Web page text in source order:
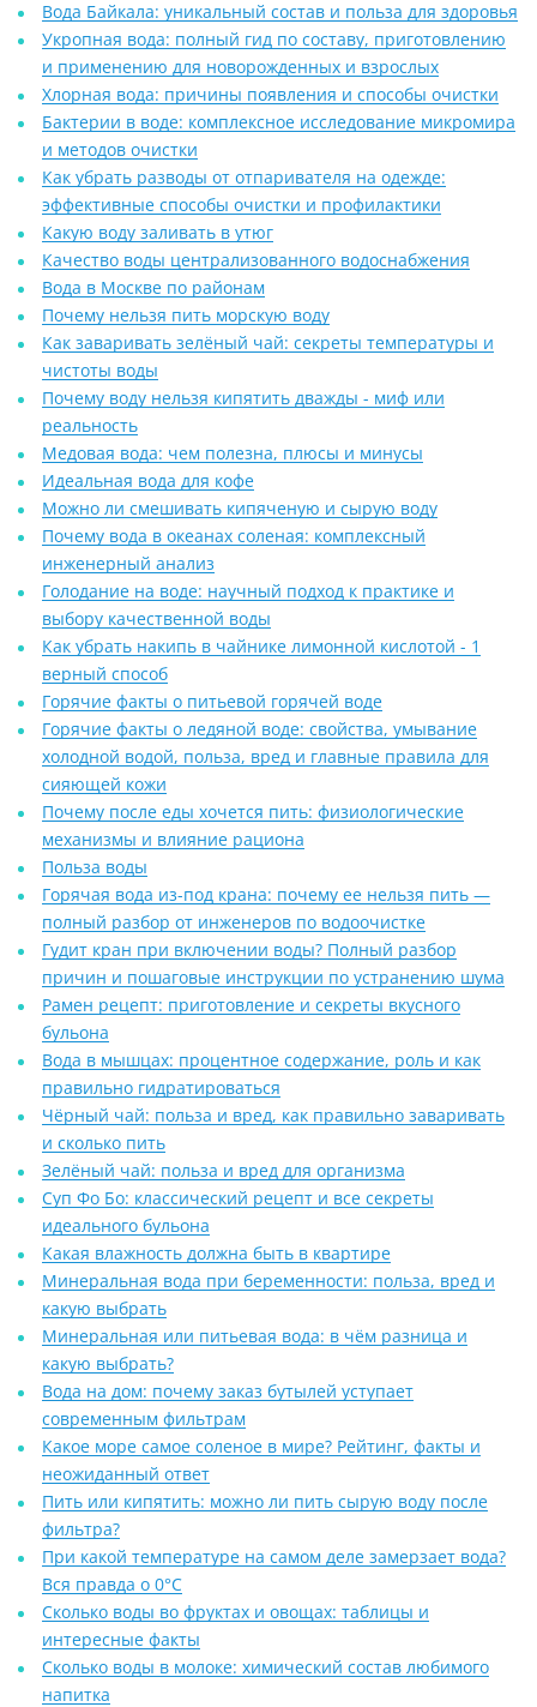
Вода Байкала: уникальный состав и польза для здоровья
Укропная вода: полный гид по составу, приготовлению
и применению для новорожденных и взрослых
Хлорная вода: причины появления и способы очистки
Бактерии в воде: комплексное исследование микромира
и методов очистки
Как убрать разводы от отпаривателя на одежде:
эффективные способы очистки и профилактики
Какую воду заливать в утюг
Качество воды централизованного водоснабжения
Вода в Москве по районам
Почему нельзя пить морскую воду
Как заваривать зелёный чай: секреты температуры и
чистоты воды
Почему воду нельзя кипятить дважды - миф или
реальность
Медовая вода: чем полезна, плюсы и минусы
Идеальная вода для кофе
Можно ли смешивать кипяченую и сырую воду
Почему вода в океанах соленая: комплексный
инженерный анализ
Голодание на воде: научный подход к практике и
выбору качественной воды
Как убрать накипь в чайнике лимонной кислотой - 1
верный способ
Горячие факты о питьевой горячей воде
Горячие факты о ледяной воде: свойства, умывание
холодной водой, польза, вред и главные правила для
сияющей кожи
Почему после еды хочется пить: физиологические
механизмы и влияние рациона
Польза воды
Горячая вода из-под крана: почему ее нельзя пить —
полный разбор от инженеров по водоочистке
Гудит кран при включении воды? Полный разбор
причин и пошаговые инструкции по устранению шума
Рамен рецепт: приготовление и секреты вкусного
бульона
Вода в мышцах: процентное содержание, роль и как
правильно гидратироваться
Чёрный чай: польза и вред, как правильно заваривать
и сколько пить
Зелёный чай: польза и вред для организма
Суп Фо Бо: классический рецепт и все секреты
идеального бульона
Какая влажность должна быть в квартире
Минеральная вода при беременности: польза, вред и
какую выбрать
Минеральная или питьевая вода: в чём разница и
какую выбрать?
Вода на дом: почему заказ бутылей уступает
современным фильтрам
Какое море самое соленое в мире? Рейтинг, факты и
неожиданный ответ
Пить или кипятить: можно ли пить сырую воду после
фильтра?
При какой температуре на самом деле замерзает вода?
Вся правда о 0°C
Сколько воды во фруктах и овощах: таблицы и
интересные факты
Сколько воды в молоке: химический состав любимого
напитка